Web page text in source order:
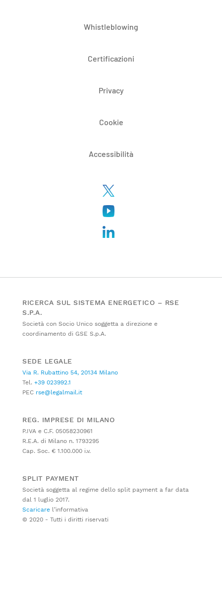
Whistleblowing
Certificazioni
Privacy
Cookie
Accessibilità
RICERCA SUL SISTEMA ENERGETICO – RSE
S.P.A.
Società con Socio Unico soggetta a direzione e
coordinamento di GSE S.p.A.
SEDE LEGALE
Via R. Rubattino 54, 20134 Milano
Tel. +39 023992.1
PEC rse@legalmail.it
REG. IMPRESE DI MILANO
P.IVA e C.F. 05058230961
R.E.A. di Milano n. 1793295
Cap. Soc. € 1.100.000 i.v.
SPLIT PAYMENT
Società soggetta al regime dello split payment a far data
dal 1 luglio 2017.
Scaricare l’informativa
© 2020 - Tutti i diritti riservati